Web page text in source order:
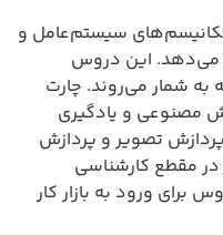
سیستم‌عامل و
می‌دهد. این دروس
به شمار می‌روند. چارت
مصنوعی و یادگیری
تصویر و پردازش
مقطع کارشناسی
برای ورود به بازار کار